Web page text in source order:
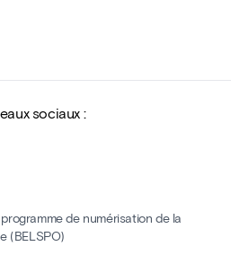
sociaux :
de numérisation de la
(BELSPO)